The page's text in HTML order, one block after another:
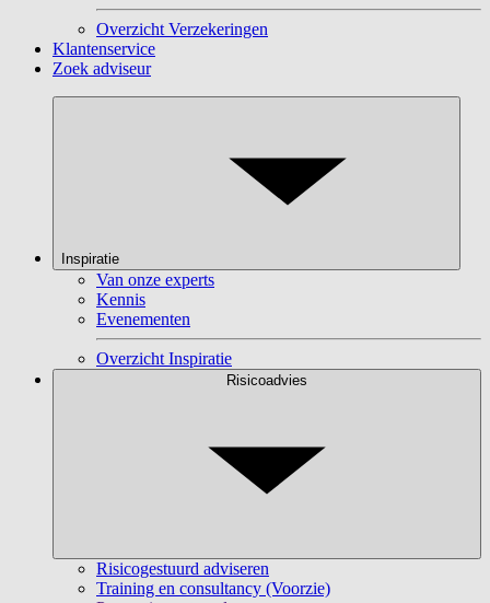
Overzicht Verzekeringen
Klantenservice
Zoek adviseur
Inspiratie
Van onze experts
Kennis
Evenementen
Overzicht Inspiratie
Risicoadvies
Risicogestuurd adviseren
Training en consultancy (Voorzie)